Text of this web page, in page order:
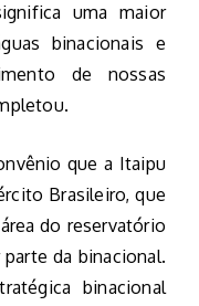
uma maior
binacionais e
de nossas
que a Itaipu
Brasileiro, que
do reservatório
da binacional.
binacional